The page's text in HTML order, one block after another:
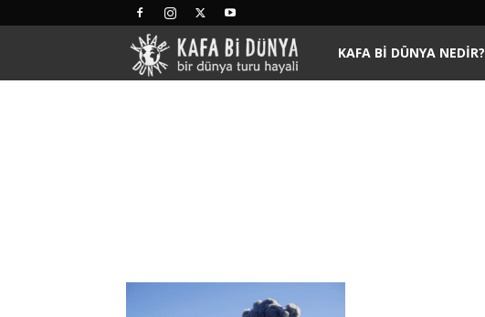
Kafa
KAFA BI DÜNYA NEDIR?